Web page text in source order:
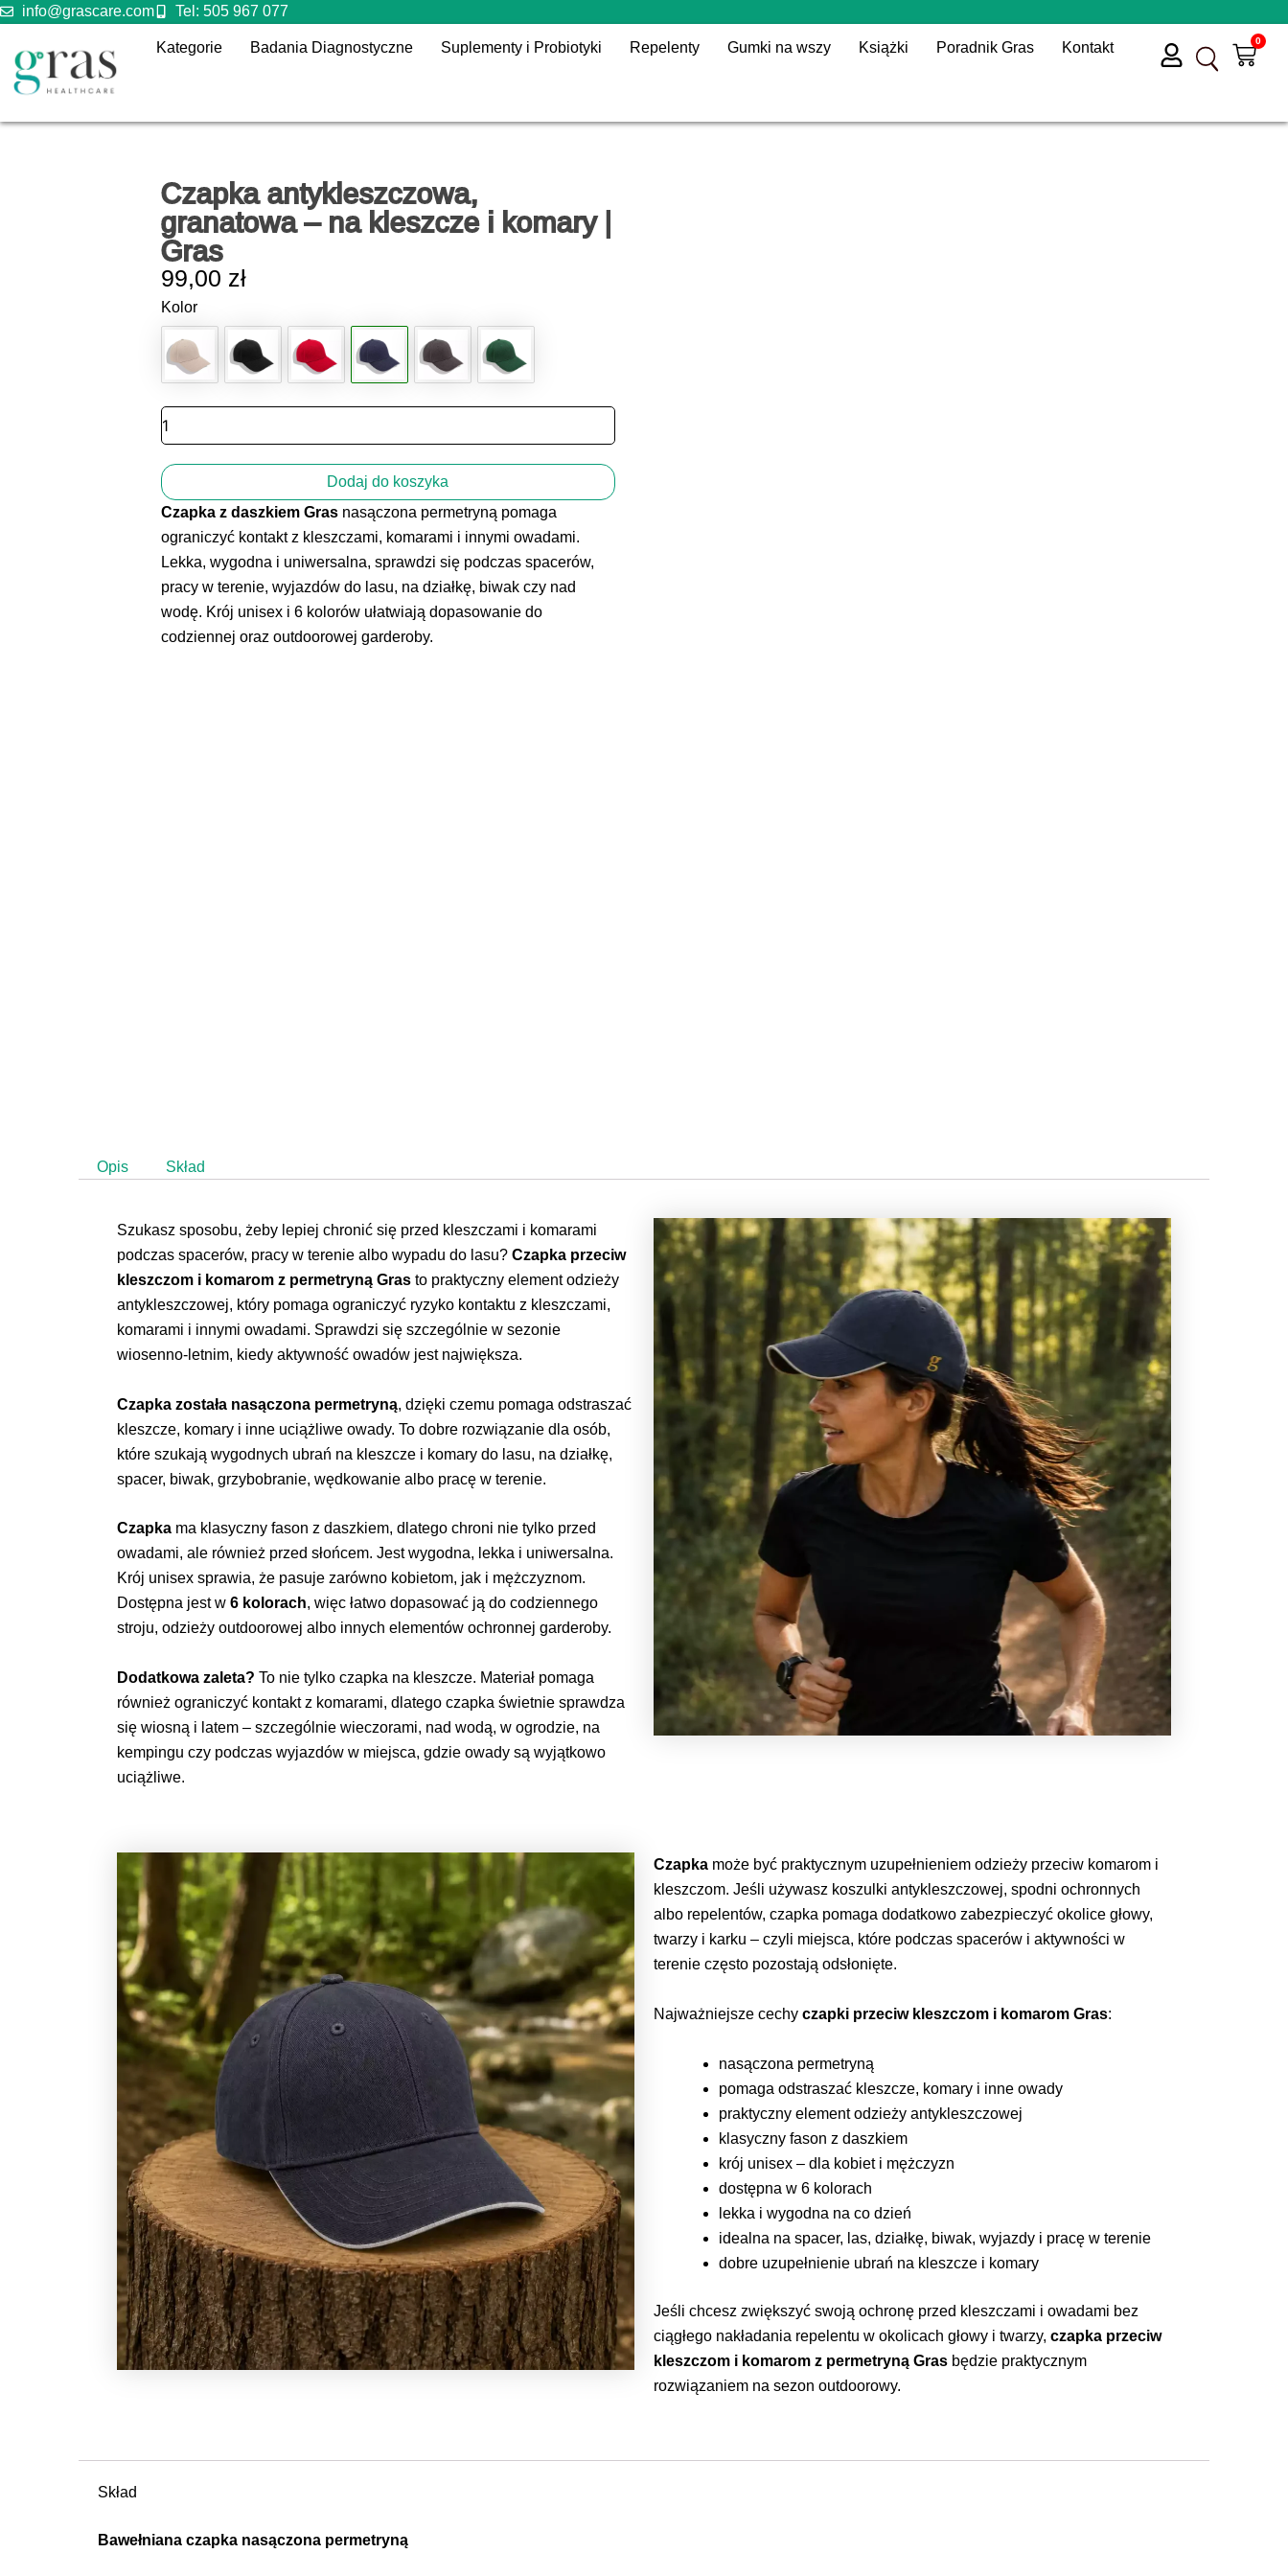
Przejdź
treści
info@grascare.com Tel: 505 967 077
Kategorie Badania Diagnostyczne Suplementy i Probiotyki Repelenty Gumki na wszy Książki Poradnik Gras Kontakt 0
Szukaj:
Czapka antykleszczowa,
granatowa – na kleszcze i komary |
Gras
99,00 zł
Kolor
ilość
Czapka
granatowa
-
na
kleszcze
komary
|
Gras
Dodaj do koszyka
Czapka z daszkiem Gras nasączona permetryną pomaga
ograniczyć kontakt z kleszczami, komarami i innymi owadami.
Lekka, wygodna i uniwersalna, sprawdzi się podczas spacerów,
pracy w terenie, wyjazdów do lasu, na działkę, biwak czy nad
wodę. Krój unisex i 6 kolorów ułatwiają dopasowanie do
codziennej oraz outdoorowej garderoby.
Opis Skład
Szukasz sposobu, żeby lepiej chronić się przed kleszczami i komarami
podczas spacerów, pracy w terenie albo wypadu do lasu? Czapka przeciw
kleszczom i komarom z permetryną Gras to praktyczny element odzieży
antykleszczowej, który pomaga ograniczyć ryzyko kontaktu z kleszczami,
komarami i innymi owadami. Sprawdzi się szczególnie w sezonie
wiosenno-letnim, kiedy aktywność owadów jest największa.
Czapka została nasączona permetryną, dzięki czemu pomaga odstraszać
kleszcze, komary i inne uciążliwe owady. To dobre rozwiązanie dla osób,
które szukają wygodnych ubrań na kleszcze i komary do lasu, na działkę,
spacer, biwak, grzybobranie, wędkowanie albo pracę w terenie.
Czapka ma klasyczny fason z daszkiem, dlatego chroni nie tylko przed
owadami, ale również przed słońcem. Jest wygodna, lekka i uniwersalna.
Krój unisex sprawia, że pasuje zarówno kobietom, jak i mężczyznom.
Dostępna jest w 6 kolorach, więc łatwo dopasować ją do codziennego
stroju, odzieży outdoorowej albo innych elementów ochronnej garderoby.
Dodatkowa zaleta? To nie tylko czapka na kleszcze. Materiał pomaga
również ograniczyć kontakt z komarami, dlatego czapka świetnie sprawdza
się wiosną i latem – szczególnie wieczorami, nad wodą, w ogrodzie, na
kempingu czy podczas wyjazdów w miejsca, gdzie owady są wyjątkowo
uciążliwe.
Czapka może być praktycznym uzupełnieniem odzieży przeciw komarom i
kleszczom. Jeśli używasz koszulki antykleszczowej, spodni ochronnych
albo repelentów, czapka pomaga dodatkowo zabezpieczyć okolice głowy,
twarzy i karku – czyli miejsca, które podczas spacerów i aktywności w
terenie często pozostają odsłonięte.
Najważniejsze cechy czapki przeciw kleszczom i komarom Gras:
nasączona permetryną
pomaga odstraszać kleszcze, komary i inne owady
praktyczny element odzieży antykleszczowej
klasyczny fason z daszkiem
krój unisex – dla kobiet i mężczyzn
dostępna w 6 kolorach
lekka i wygodna na co dzień
idealna na spacer, las, działkę, biwak, wyjazdy i pracę w terenie
dobre uzupełnienie ubrań na kleszcze i komary
Jeśli chcesz zwiększyć swoją ochronę przed kleszczami i owadami bez
ciągłego nakładania repelentu w okolicach głowy i twarzy, czapka przeciw
kleszczom i komarom z permetryną Gras będzie praktycznym
rozwiązaniem na sezon outdoorowy.
Skład
Bawełniana czapka nasączona permetryną